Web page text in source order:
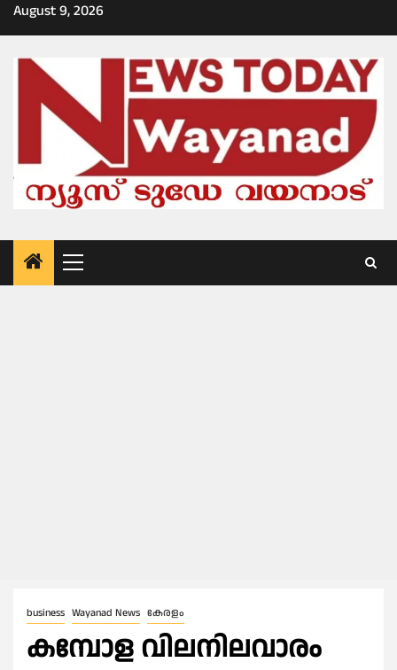
Skip
to
August 9, 2026
Primary
Menu
business Wayanad News കേരളം
കമ്പോള വിലനിലവാരം